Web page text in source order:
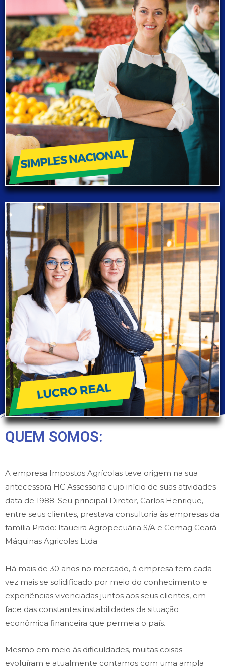
QUEM SOMOS:
A empresa Impostos Agrícolas teve origem na sua
antecessora HC Assessoria cujo início de suas atividades
data de 1988. Seu principal Diretor, Carlos Henrique,
entre seus clientes, prestava consultoria às empresas da
família Prado: Itaueira Agropecuária S/A e Cemag Ceará
Máquinas Agricolas Ltda
Há mais de 30 anos no mercado, à empresa tem cada
vez mais se solidificado por meio do conhecimento e
experiências vivenciadas juntos aos seus clientes, em
face das constantes instabilidades da situação
econômica financeira que permeia o país.
Mesmo em meio às dificuldades, muitas coisas
evoluíram e atualmente contamos com uma ampla